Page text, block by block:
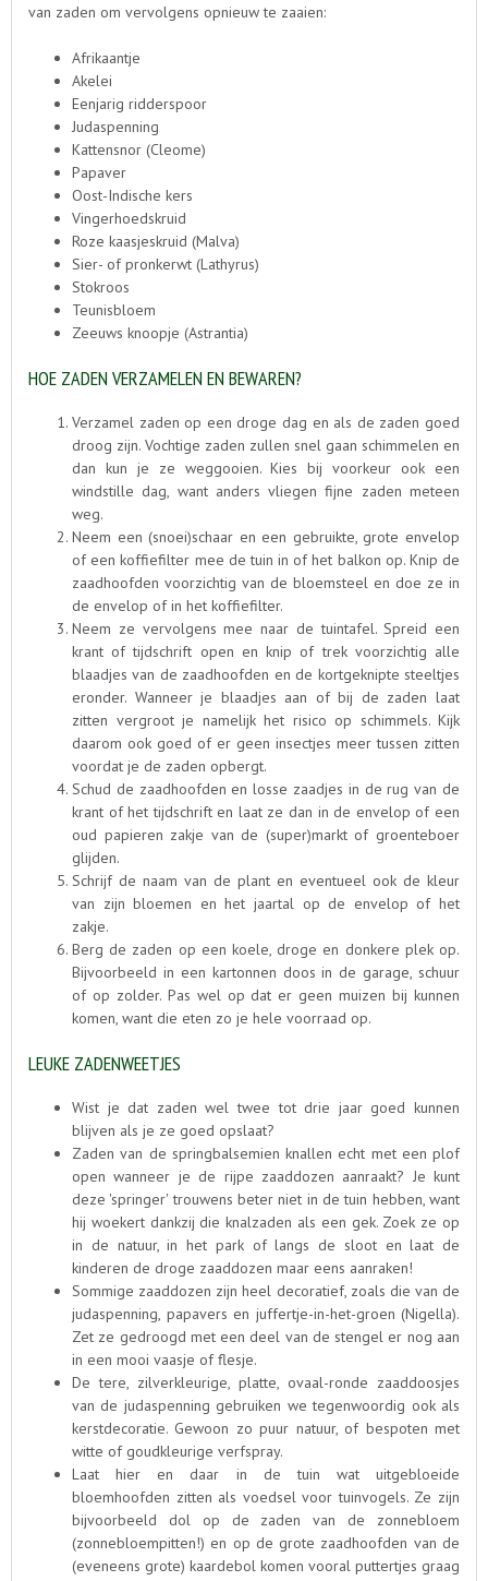
van zaden om vervolgens opnieuw te zaaien:
Afrikaantje
Akelei
Eenjarig ridderspoor
Judaspenning
Kattensnor (Cleome)
Papaver
Oost-Indische kers
Vingerhoedskruid
Roze kaasjeskruid (Malva)
Sier- of pronkerwt (Lathyrus)
Stokroos
Teunisbloem
Zeeuws knoopje (Astrantia)
HOE ZADEN VERZAMELEN EN BEWAREN?
Verzamel zaden op een droge dag en als de zaden goed
droog zijn. Vochtige zaden zullen snel gaan schimmelen en
dan kun je ze weggooien. Kies bij voorkeur ook een
windstille dag, want anders vliegen fijne zaden meteen
weg.
Neem een (snoei)schaar en een gebruikte, grote envelop
of een koffiefilter mee de tuin in of het balkon op. Knip de
zaadhoofden voorzichtig van de bloemsteel en doe ze in
de envelop of in het koffiefilter.
Neem ze vervolgens mee naar de tuintafel. Spreid een
krant of tijdschrift open en knip of trek voorzichtig alle
blaadjes van de zaadhoofden en de kortgeknipte steeltjes
eronder. Wanneer je blaadjes aan of bij de zaden laat
zitten vergroot je namelijk het risico op schimmels. Kijk
daarom ook goed of er geen insectjes meer tussen zitten
voordat je de zaden opbergt.
Schud de zaadhoofden en losse zaadjes in de rug van de
krant of het tijdschrift en laat ze dan in de envelop of een
oud papieren zakje van de (super)markt of groenteboer
glijden.
Schrijf de naam van de plant en eventueel ook de kleur
van zijn bloemen en het jaartal op de envelop of het
zakje.
Berg de zaden op een koele, droge en donkere plek op.
Bijvoorbeeld in een kartonnen doos in de garage, schuur
of op zolder. Pas wel op dat er geen muizen bij kunnen
komen, want die eten zo je hele voorraad op.
LEUKE ZADENWEETJES
Wist je dat zaden wel twee tot drie jaar goed kunnen
blijven als je ze goed opslaat?
Zaden van de springbalsemien knallen echt met een plof
open wanneer je de rijpe zaaddozen aanraakt? Je kunt
deze 'springer' trouwens beter niet in de tuin hebben, want
hij woekert dankzij die knalzaden als een gek. Zoek ze op
in de natuur, in het park of langs de sloot en laat de
kinderen de droge zaaddozen maar eens aanraken!
Sommige zaaddozen zijn heel decoratief, zoals die van de
judaspenning, papavers en juffertje-in-het-groen (Nigella).
Zet ze gedroogd met een deel van de stengel er nog aan
in een mooi vaasje of flesje.
De tere, zilverkleurige, platte, ovaal-ronde zaaddoosjes
van de judaspenning gebruiken we tegenwoordig ook als
kerstdecoratie. Gewoon zo puur natuur, of bespoten met
witte of goudkleurige verfspray.
Laat hier en daar in de tuin wat uitgebloeide
bloemhoofden zitten als voedsel voor tuinvogels. Ze zijn
bijvoorbeeld dol op de zaden van de zonnebloem
(zonnebloempitten!) en op de grote zaadhoofden van de
(eveneens grote) kaardebol komen vooral puttertjes graag